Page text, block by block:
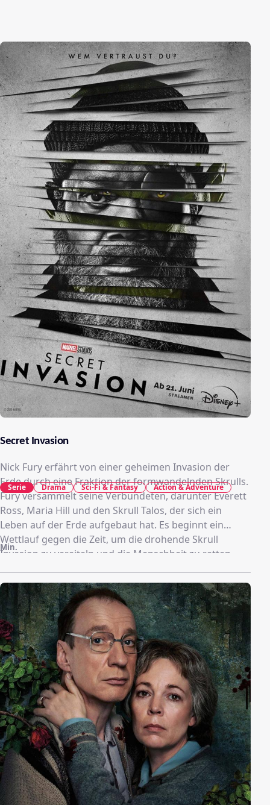
Secret Invasion
Nick Fury erfährt von einer geheimen Invasion der
Erde durch eine Fraktion der formwandelnden Skrulls.
Fury versammelt seine Verbündeten, darunter Everett
Ross, Maria Hill und den Skrull Talos, der sich ein
Leben auf der Erde aufgebaut hat. Es beginnt ein
Wettlauf gegen die Zeit, um die drohende Skrull
Invasion zu vereiteln und die Menschheit zu retten.
Min.
Serie Drama Sci-Fi & Fantasy Action & Adventure